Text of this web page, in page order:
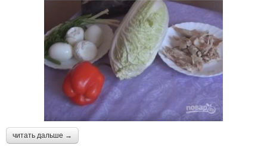
читать дальше →